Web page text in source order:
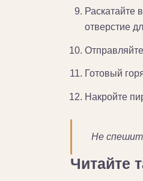
Раскатайте
отверстие
Готовый
Накройте
Не
Читайте